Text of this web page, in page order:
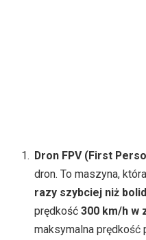
Dron FPV (First
dron. To maszyna,
razy szybciej niż
prędkość 300 km/h w
maksymalna prędkość